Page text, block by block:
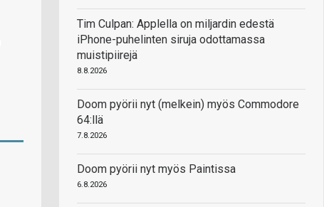
Tim Culpan: Applella on miljardin edestä
iPhone-puhelinten siruja odottamassa
muistipiirejä
8.8.2026
Doom pyörii nyt (melkein) myös Commodore
64:llä
7.8.2026
Doom pyörii nyt myös Paintissa
6.8.2026